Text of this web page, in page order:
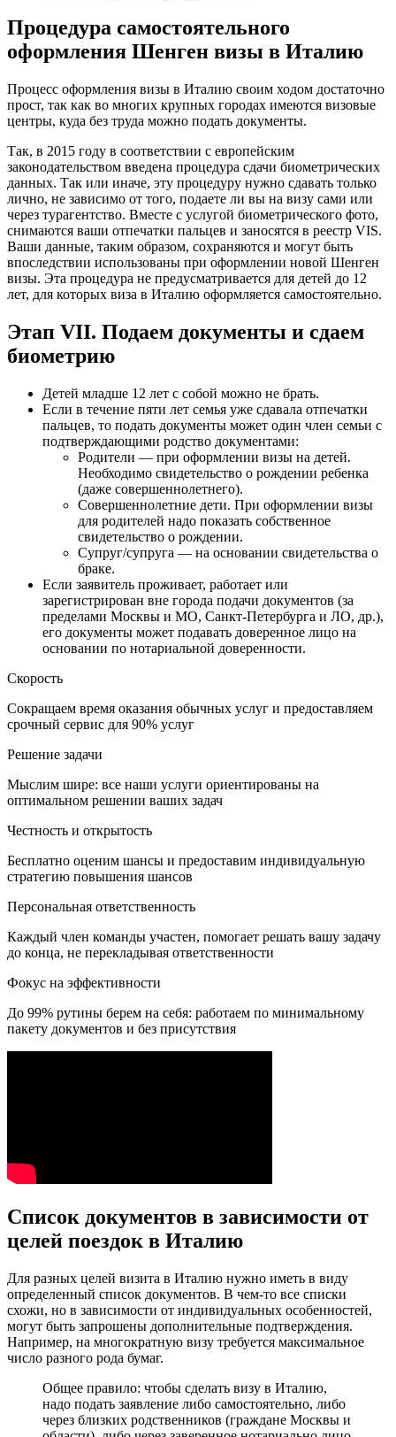
Процедура самостоятельного
оформления Шенген визы в Италию
Процесс оформления визы в Италию своим ходом достаточно
прост, так как во многих крупных городах имеются визовые
центры, куда без труда можно подать документы.
Так, в 2015 году в соответствии с европейским
законодательством введена процедура сдачи биометрических
данных. Так или иначе, эту процедуру нужно сдавать только
лично, не зависимо от того, подаете ли вы на визу сами или
через турагентство. Вместе с услугой биометрического фото,
снимаются ваши отпечатки пальцев и заносятся в реестр VIS.
Ваши данные, таким образом, сохраняются и могут быть
впоследствии использованы при оформлении новой Шенген
визы. Эта процедура не предусматривается для детей до 12
лет, для которых виза в Италию оформляется самостоятельно.
Этап VII. Подаем документы и сдаем
биометрию
Детей младше 12 лет с собой можно не брать.
Если в течение пяти лет семья уже сдавала отпечатки
пальцев, то подать документы может один член семьи с
подтверждающими родство документами:
Родители — при оформлении визы на детей.
Необходимо свидетельство о рождении ребенка
(даже совершеннолетнего).
Совершеннолетние дети. При оформлении визы
для родителей надо показать собственное
свидетельство о рождении.
Супруг/супруга — на основании свидетельства о
браке.
Если заявитель проживает, работает или
зарегистрирован вне города подачи документов (за
пределами Москвы и МО, Санкт-Петербурга и ЛО, др.),
его документы может подавать доверенное лицо на
основании по нотариальной доверенности.
Скорость
Сокращаем время оказания обычных услуг и предоставляем
срочный сервис для 90% услуг
Решение задачи
Мыслим шире: все наши услуги ориентированы на
оптимальном решении ваших задач
Честность и открытость
Бесплатно оценим шансы и предоставим индивидуальную
стратегию повышения шансов
Персональная ответственность
Каждый член команды участен, помогает решать вашу задачу
до конца, не перекладывая ответственности
Фокус на эффективности
До 99% рутины берем на себя: работаем по минимальному
пакету документов и без присутствия
Список документов в зависимости от
целей поездок в Италию
Для разных целей визита в Италию нужно иметь в виду
определенный список документов. В чем-то все списки
схожи, но в зависимости от индивидуальных особенностей,
могут быть запрошены дополнительные подтверждения.
Например, на многократную визу требуется максимальное
число разного рода бумаг.
Общее правило: чтобы сделать визу в Италию,
надо подать заявление либо самостоятельно, либо
через близких родственников (граждане Москвы и